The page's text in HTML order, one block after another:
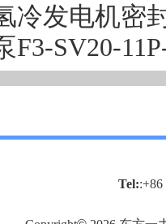
冷发电机密
F3-SV20-
Tel::+86